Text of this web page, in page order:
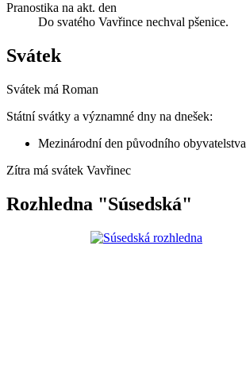
Pranostika na akt. den
Do svatého Vavřince nechval pšenice.
Svátek
Svátek má Roman
Státní svátky a významné dny na dnešek:
Mezinárodní den původního obyvatelstva
Zítra má svátek Vavřinec
Rozhledna "Súsedská"